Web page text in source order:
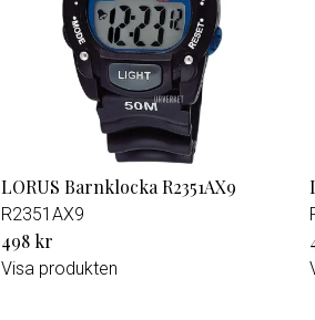
LORUS Barnklocka R2351AX9
R2351AX9
498 kr
Visa produkten